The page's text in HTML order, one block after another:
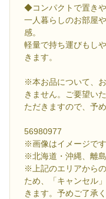
◆コンパクトで置き
一人暮らしのお部屋
感。
軽量で持ち運びもし
きます。
※本お品について、
きません。ご要望い
ただきますので、予
56980977
※画像はイメージです
※北海道・沖縄、離
※上記のエリアから
ため、「キャンセル
きます。予めご了承く